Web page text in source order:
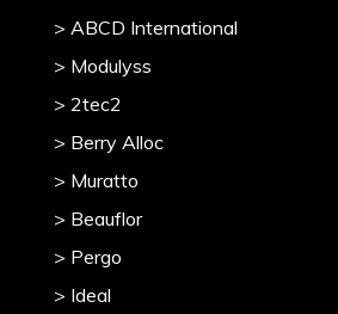
> ABCD International
> Modulyss
> 2tec2
> Berry Alloc
> Muratto
> Beauflor
> Pergo
> Ideal